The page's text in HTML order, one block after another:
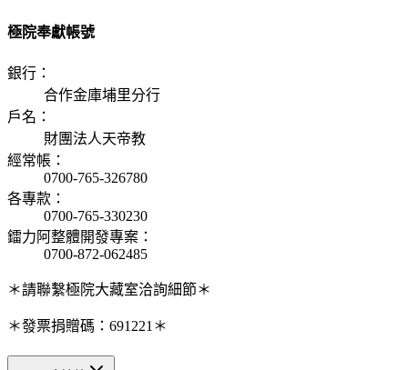
極院奉獻帳號
銀行 ：
合作金庫埔里分行
戶名 ：
財團法人天帝教
經常帳 ：
0700-765-326780
各專款 ：
0700-765-330230
鐳力阿整體開發專案 ：
0700-872-062485
＊請聯繫極院大藏室洽詢細節＊
＊發票捐贈碼：691221＊